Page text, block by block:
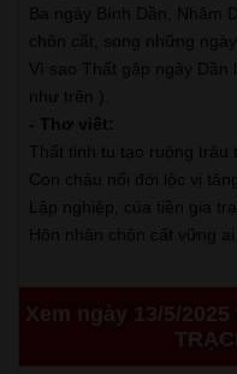
Ba ngày Bính Dần, Nhâm
chôn cất, song những
Vì sao Thất gặp ngày Dần
như trên ).
- Thơ viết:
Thất tinh tu tạo ruộng trâu
Con cháu nối đời lộc vị tăng.
Lập nghiệp, của tiền gia
Hôn nhân chôn cất vững ai
Xem ngày 13/5/